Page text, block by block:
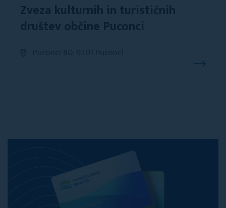
Zveza kulturnih in turističnih
društev občine Puconci